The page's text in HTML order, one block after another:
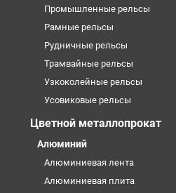
Промышленные рельсы
Рамные рельсы
Рудничные рельсы
Трамвайные рельсы
Узкоколейные рельсы
Усовиковые рельсы
Цветной металлопрокат
Алюминий
Алюминиевая лента
Алюминиевая плита